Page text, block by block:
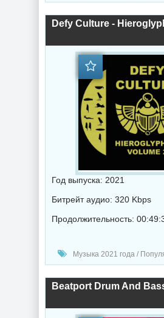
Год выпуска: 2021
Битрейт аудио: 320 Kbps
Продолжительность:
Музыка 2021 года / Популярная